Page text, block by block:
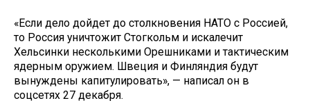
«Если дело дойдет до столкновения НАТО с Россией,
то Россия уничтожит Стогкольм и искалечит
Хельсинки несколькими Орешниками и тактическим
ядерным оружием. Швеция и Финляндия будут
вынуждены капитулировать», — написал он в
соцсетях 27 декабря.